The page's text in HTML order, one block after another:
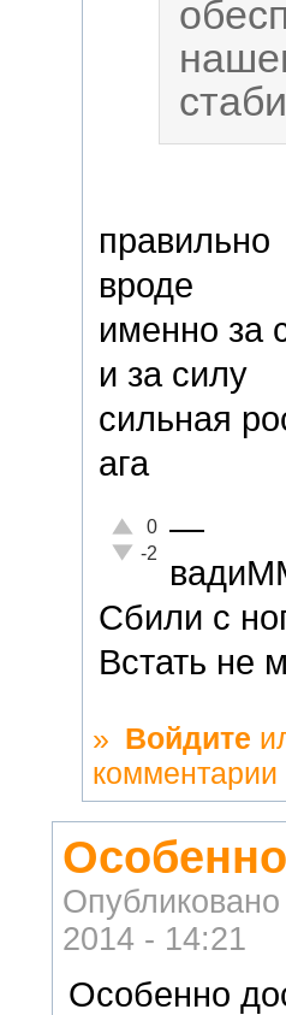
правильно
вроде
именно за
и за силу
сильная
ага
Отлично!
0
Неадекватно!
-2
—
Сбили с
Встать не
» Войдите
комментарии
2014 - 14:21
Особенно